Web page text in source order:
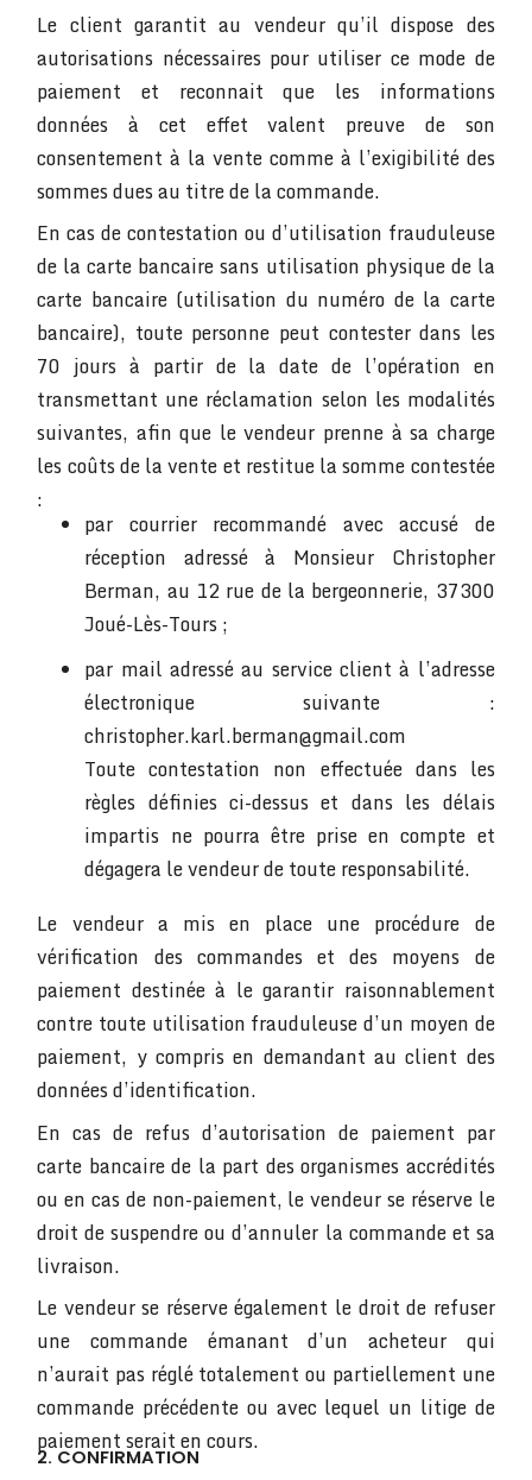
Le client garantit au vendeur qu’il dispose des
autorisations nécessaires pour utiliser ce mode de
paiement et reconnait que les informations
données à cet effet valent preuve de son
consentement à la vente comme à l’exigibilité des
sommes dues au titre de la commande.
En cas de contestation ou d’utilisation frauduleuse
de la carte bancaire sans utilisation physique de la
carte bancaire (utilisation du numéro de la carte
bancaire), toute personne peut contester dans les
70 jours à partir de la date de l’opération en
transmettant une réclamation selon les modalités
suivantes, afin que le vendeur prenne à sa charge
les coûts de la vente et restitue la somme contestée
:
par courrier recommandé avec accusé de
réception adressé à Monsieur Christopher
Berman, au 12 rue de la bergeonnerie, 37300
Joué-Lès-Tours ;
par mail adressé au service client à l’adresse
électronique suivante :
christopher.karl.berman@gmail.com
Toute contestation non effectuée dans les
règles définies ci-dessus et dans les délais
impartis ne pourra être prise en compte et
dégagera le vendeur de toute responsabilité.
Le vendeur a mis en place une procédure de
vérification des commandes et des moyens de
paiement destinée à le garantir raisonnablement
contre toute utilisation frauduleuse d’un moyen de
paiement, y compris en demandant au client des
données d’identification.
En cas de refus d’autorisation de paiement par
carte bancaire de la part des organismes accrédités
ou en cas de non-paiement, le vendeur se réserve le
droit de suspendre ou d’annuler la commande et sa
livraison.
Le vendeur se réserve également le droit de refuser
une commande émanant d’un acheteur qui
n’aurait pas réglé totalement ou partiellement une
commande précédente ou avec lequel un litige de
paiement serait en cours.
2. CONFIRMATION